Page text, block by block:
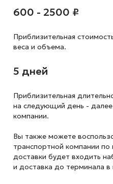
600 - 2500 ₽
Приблизительная
веса и объема.
5 дней
Приблизительная
на следующий день -
компании.
Вы также можете
транспортной компании
доставки будет входить
и доставка до терминала